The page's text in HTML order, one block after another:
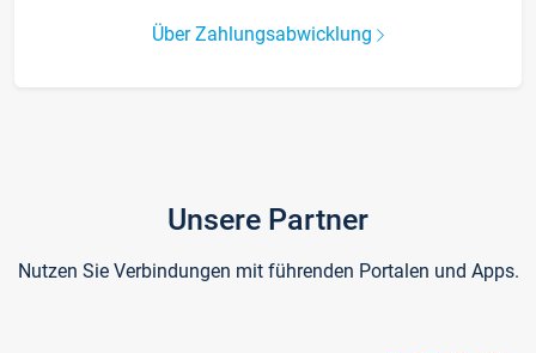
Über Zahlungsabwicklung
Unsere Partner
Nutzen Sie Verbindungen mit führenden Portalen und Apps.